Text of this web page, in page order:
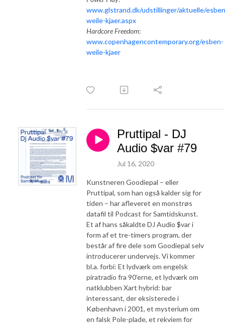
www.glstrand.dk/udstillinger/aktuelle/
weile-kjaer.aspx
Hardcore Freedom:
www.copenhagencontemporary.org/esben-
weile-kjaer
Pruttipal - DJ
Audio $var #79
Jul 16, 2020
Kunstneren Goodiepal – eller
Pruttipal, som han også kalder sig for
tiden – har afleveret en monstrøs
datafil til Podcast for Samtidskunst.
Et af hans såkaldte DJ Audio $var i
form af et tre-timers program, der
består af fire dele som Goodiepal selv
introducerer undervejs. Vi kommer
bl.a. forbi: Et lydværk om engelsk
piratradio fra 90’erne, et lydværk om
natklubben Xart hybrid: bar
interessant, der eksisterede i
København i 2001, et mysterium om
en falsk Pole-plade, et rekviem for